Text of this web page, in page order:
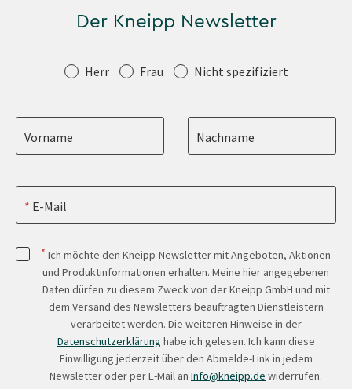
Der Kneipp Newsletter
Anrede Herr Frau Nicht spezifiziert
Vorname Nachname
E-Mail
* Ich möchte den Kneipp-Newsletter mit Angeboten, Aktionen
und Produktinformationen erhalten. Meine hier angegebenen
Daten dürfen zu diesem Zweck von der Kneipp GmbH und mit
dem Versand des Newsletters beauftragten Dienstleistern
verarbeitet werden. Die weiteren Hinweise in der
Datenschutzerklärung habe ich gelesen. Ich kann diese
Einwilligung jederzeit über den Abmelde-Link in jedem
Newsletter oder per E-Mail an Info@kneipp.de widerrufen.